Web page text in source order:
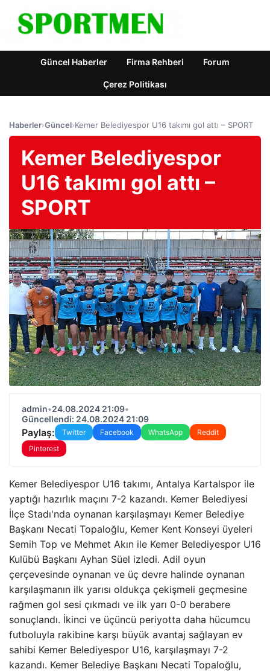
Güncel Haberler Firma Rehberi Forum
Çerez Politikası
Haberler›Güncel›Kemer Belediyespor U16 takımı gol attı – SPORT
Kemer Belediyespor
U16 takımı gol attı –
SPORT
admin•24.08.2024 21:09•
Güncellendi: 24.08.2024 21:09
Paylaş: Twitter Facebook WhatsApp
Reddit
Pinterest
Kemer Belediyespor U16 takımı, Antalya Kartalspor ile
yaptığı hazırlık maçını 7-2 kazandı. Kemer Belediyesi
İlçe Stadı'nda oynanan karşılaşmayı Kemer Belediye
Başkanı Necati Topaloğlu, Kemer Kent Konseyi üyeleri
Semih Top ve Mehmet Akın ile Kemer Belediyespor U16
Kulübü Başkanı Ayhan Süel izledi. Adil oyun
çerçevesinde oynanan ve üç devre halinde oynanan
karşılaşmanın ilk yarısı oldukça çekişmeli geçmesine
rağmen gol sesi çıkmadı ve ilk yarı 0-0 berabere
sonuçlandı. İkinci ve üçüncü periyotta daha hücumcu
futboluyla rakibine karşı büyük avantaj sağlayan ev
sahibi Kemer Belediyespor U16, karşılaşmayı 7-2
kazandı. Kemer Belediye Başkanı Necati Topaloğlu,